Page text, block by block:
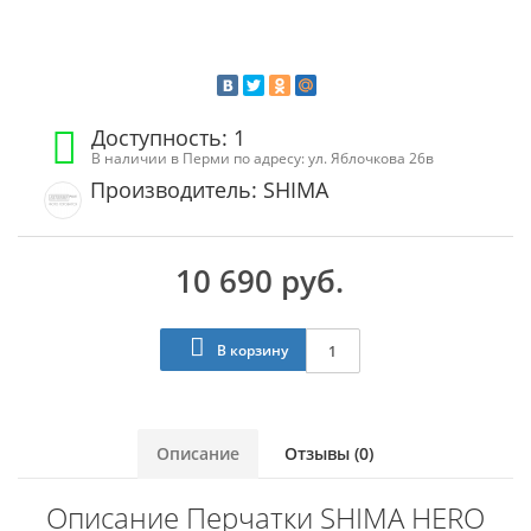
Доступность: 1
В наличии в Перми по адресу: ул. Яблочкова 26в
Производитель: SHIMA
10 690 руб.
В корзину
Описание Отзывы (0)
Описание Перчатки SHIMA HERO